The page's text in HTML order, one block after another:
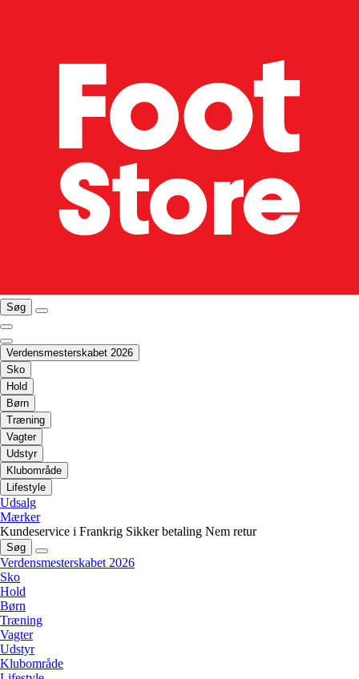
Søg
Verdensmesterskabet 2026
Sko
Hold
Børn
Træning
Vagter
Udstyr
Klubområde
Lifestyle
Udsalg
Mærker
Kundeservice i Frankrig Sikker betaling Nem retur
Søg
Verdensmesterskabet 2026
Sko
Hold
Børn
Træning
Vagter
Udstyr
Klubområde